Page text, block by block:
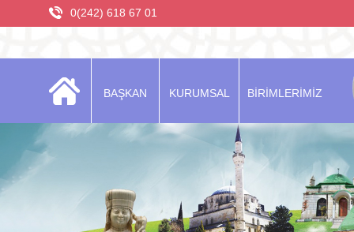
0(242) 618 67 01
BAŞKAN KURUMSAL BİRİMLERİMİZ